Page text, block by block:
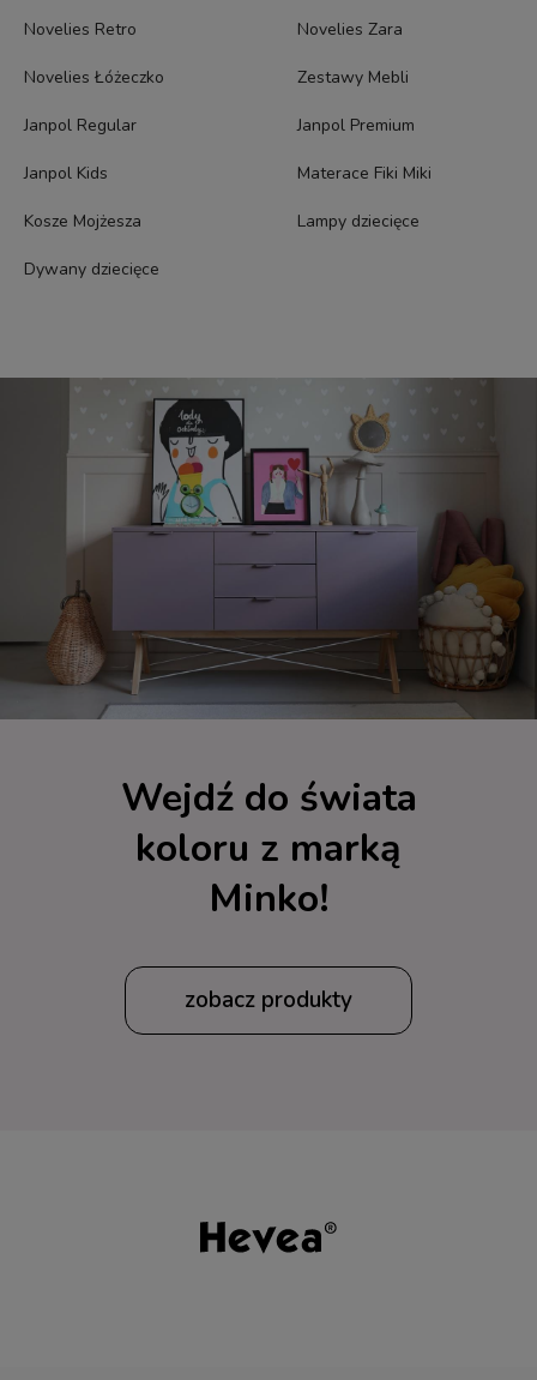
Novelies Retro Novelies Zara
Novelies Łóżeczko Zestawy Mebli
Janpol Regular Janpol Premium
Janpol Kids Materace Fiki Miki
Kosze Mojżesza Lampy dziecięce
Dywany dziecięce
Wejdź do świata
koloru z marką
Minko!
zobacz produkty